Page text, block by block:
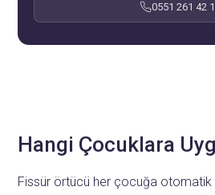
0551 261 42
Hangi Çocuklara
Fissür örtücü her çocuğa otomatik